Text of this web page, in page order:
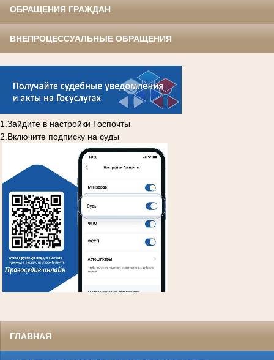
ОБРАЩЕНИЯ ГРАЖДАН
ВНЕПРОЦЕССУАЛЬНЫЕ ОБРАЩЕНИЯ
1.Зайдите в настройки Госпочты
2.Включите подписку на суды
ГЛАВНАЯ